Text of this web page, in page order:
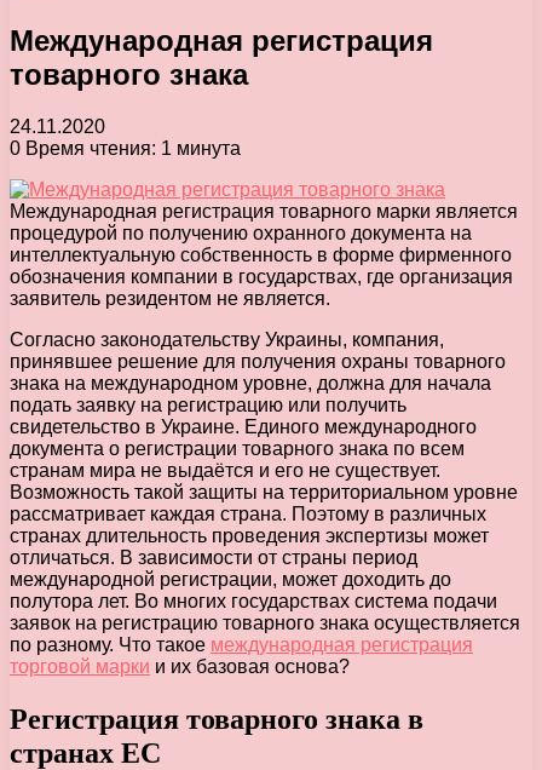
Международная регистрация
товарного знака
24.11.2020
0 Время чтения: 1 минута
Международная регистрация товарного марки является
процедурой по получению охранного документа на
интеллектуальную собственность в форме фирменного
обозначения компании в государствах, где организация
заявитель резидентом не является.
Согласно законодательству Украины, компания,
принявшее решение для получения охраны товарного
знака на международном уровне, должна для начала
подать заявку на регистрацию или получить
свидетельство в Украине. Единого международного
документа о регистрации товарного знака по всем
странам мира не выдаётся и его не существует.
Возможность такой защиты на территориальном уровне
рассматривает каждая страна. Поэтому в различных
странах длительность проведения экспертизы может
отличаться. В зависимости от страны период
международной регистрации, может доходить до
полутора лет. Во многих государствах система подачи
заявок на регистрацию товарного знака осуществляется
по разному. Что такое международная регистрация
торговой марки и их базовая основа?
Регистрация товарного знака в
странах ЕС